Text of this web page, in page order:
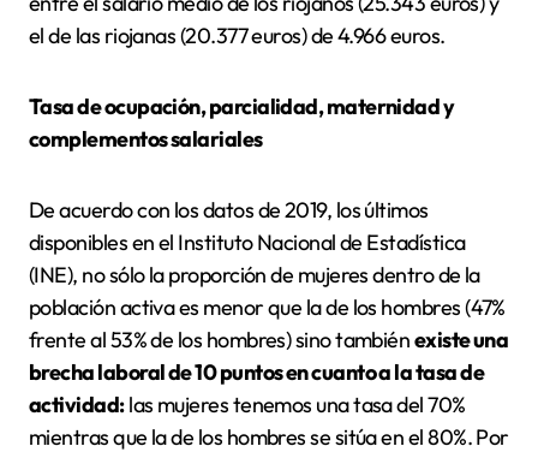
el de las riojanas (20.377 euros) de 4.966 euros.
Tasa de ocupación, parcialidad, maternidad y
complementos salariales
De acuerdo con los datos de 2019, los últimos
disponibles en el Instituto Nacional de Estadística
(INE), no sólo la proporción de mujeres dentro de la
población activa es menor que la de los hombres (47%
frente al 53% de los hombres) sino tambiénexiste una
brecha laboral de 10 puntos en cuanto a la tasa de
actividad:las mujeres tenemos una tasa del 70%
mientras que la de los hombres se sitúa en el 80%. Por